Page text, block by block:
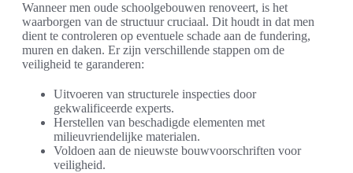
Wanneer men oude schoolgebouwen renoveert, is het
waarborgen van de structuur cruciaal. Dit houdt in dat men
dient te controleren op eventuele schade aan de fundering,
muren en daken. Er zijn verschillende stappen om de
veiligheid te garanderen:
Uitvoeren van structurele inspecties door
gekwalificeerde experts.
Herstellen van beschadigde elementen met
milieuvriendelijke materialen.
Voldoen aan de nieuwste bouwvoorschriften voor
veiligheid.